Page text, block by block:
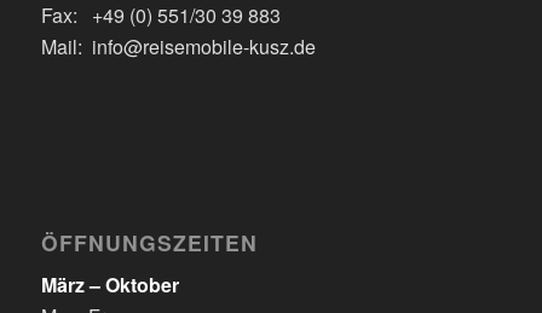
Fax: +49 (0) 551/30 39 883
Mail: info@reisemobile-kusz.de
ÖFFNUNGSZEITEN
März – Oktober